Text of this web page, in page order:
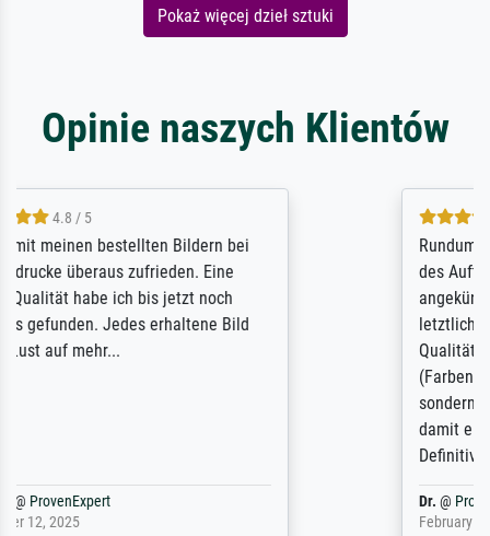
Pokaż więcej dzieł sztuki
Opinie naszych Klientów
Rundum positive Erfahrung. Die Ausführung
des Auftrags hat eine Weile gedauert, die
angekündigte Lieferzeit wurde aber
letztlich sogar etwas unterschritten. Die
Qualität des Papiers und des Drucks
Dr.@